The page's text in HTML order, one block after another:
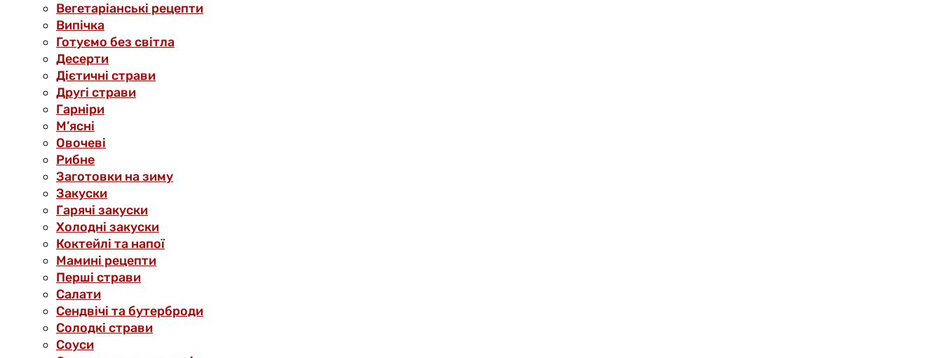
Вегетаріанські рецепти
Випічка
Готуємо без світла
Десерти
Дієтичні страви
Другі страви
Гарніри
М’ясні
Овочеві
Рибне
Заготовки на зиму
Закуски
Гарячі закуски
Холодні закуски
Коктейлі та напої
Мамині рецепти
Перші страви
Салати
Сендвічі та бутерброди
Солодкі страви
Соуси